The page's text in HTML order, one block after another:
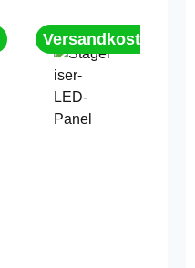
Versandkostenfrei